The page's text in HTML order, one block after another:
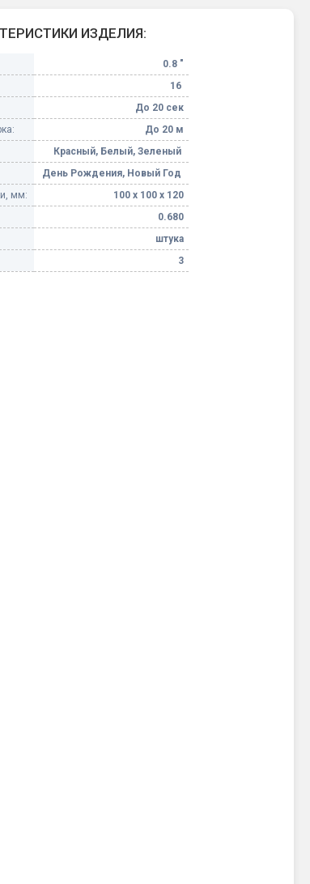
Конфетти, серпантин
Небесные фонарики
Оборудование для
Елочные гирлянды
ИЗДЕЛИЯ:
0.8 "
16
До 20 сек
До 20 м
Красный, Белый, Зеленый
День Рождения, Новый Год
мм:
100 х 100 х 120
0.680
штука
3